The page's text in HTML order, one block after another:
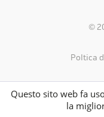
©
Política
Questo sito web fa
la